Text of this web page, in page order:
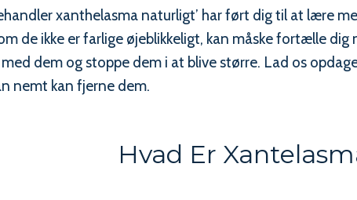
xanthelasma naturligt’ har ført dig til at lære
de ikke er farlige øjeblikkeligt, kan måske fortælle
dem og stoppe dem i at blive større. Lad os
nemt kan fjerne dem.
Hvad Er